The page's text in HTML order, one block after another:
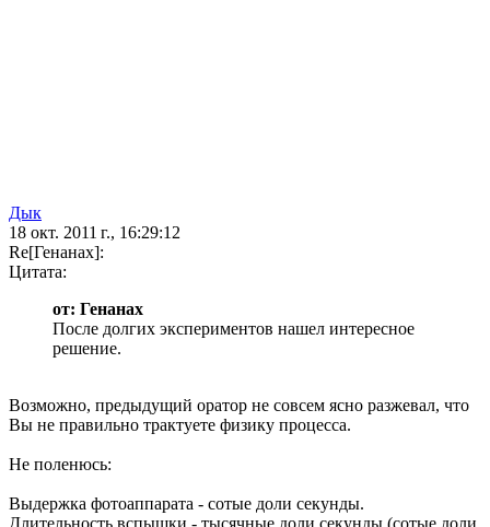
Дык
18 окт. 2011 г., 16:29:12
Re[Генанах]:
Цитата:
от: Генанах
После долгих экспериментов нашел интересное
решение.
Возможно, предыдущий оратор не совсем ясно разжевал, что
Вы не правильно трактуете физику процесса.
Не поленюсь:
Выдержка фотоаппарата - сотые доли секунды.